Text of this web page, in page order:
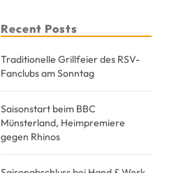
Recent Posts
Traditionelle Grillfeier des RSV-
Fanclubs am Sonntag
Saisonstart beim BBC
Münsterland, Heimpremiere
gegen Rhinos